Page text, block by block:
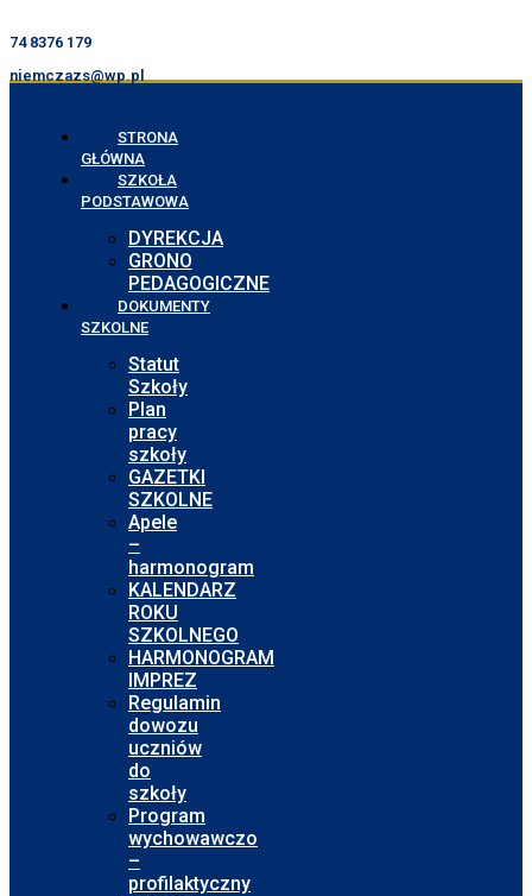
74 8376 179
niemczazs@wp.pl
STRONA
GŁÓWNA
SZKOŁA
PODSTAWOWA
DYREKCJA
GRONO
PEDAGOGICZNE
DOKUMENTY
SZKOLNE
Statut
Szkoły
Plan
pracy
szkoły
GAZETKI
SZKOLNE
Apele
–
harmonogram
KALENDARZ
ROKU
SZKOLNEGO
HARMONOGRAM
IMPREZ
Regulamin
dowozu
uczniów
do
szkoły
Program
wychowawczo
–
profilaktyczny